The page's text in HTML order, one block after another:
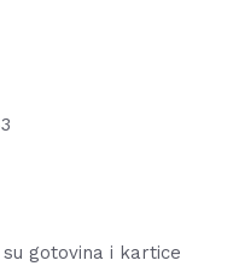
gotovina i kartice